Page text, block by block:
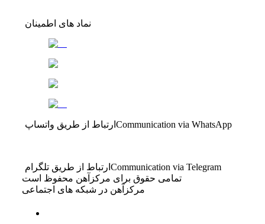
نماد های اطمینان
ارتباط از طریق واتساپ Communication via WhatsApp
ارتباط از طریق تلگرام Communication via Telegram
تمامی حقوق برای مرکزآهن محفوظ است
مرکزآهن در شبکه های اجتماعی